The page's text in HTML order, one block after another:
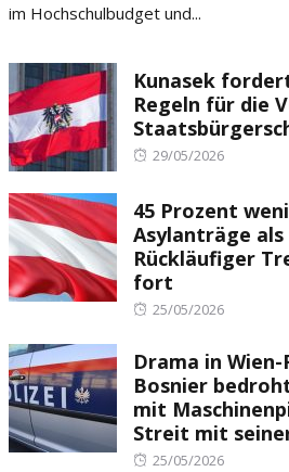
im Hochschulbudget und...
Kunasek
Regeln für die
Posted
29/05/2026
45 Prozent
Asylanträge
Rückläufiger
fort
Posted
25/05/2026
Drama in
Bosnier
mit
Streit mit
Posted
25/05/2026